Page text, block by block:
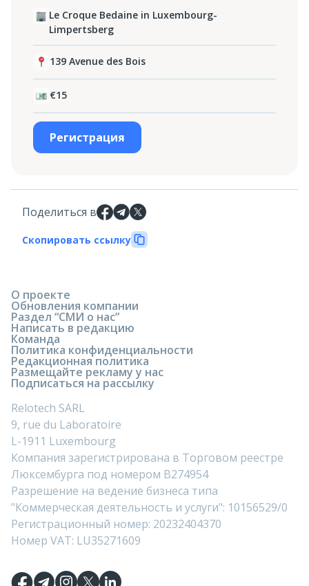
Le Croque Bedaine in Luxembourg-
Limpertsberg
139 Avenue des Bois
€15
Регистрация
Поделиться в
Скопировать ссылку
О проекте
Обновления компании
Раздел “СМИ о нас”
Написать в редакцию
Команда
Политика конфиденциальности
Редакционная политика
Размещайте рекламу у нас
Подписаться на рассылку
Relotech SARL
9, rue du Laboratoire
L-1911 Luxembourg
Компания зарегистрирована в Торговом реестре
Люксембурга под номером B274954
Разрешение на ведение бизнеса типа
"Коммерческая деятельность и услуги": 10156529/0
Регистрационный номер: 20232404370
Номер VAT: LU35271609